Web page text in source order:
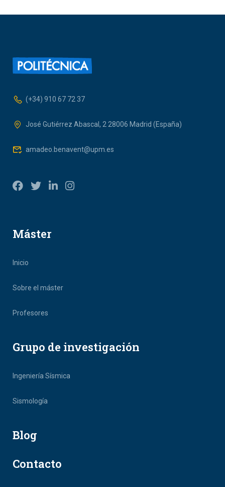
(+34) 910 67 72 37
José Gutiérrez Abascal, 2 28006 Madrid (España)
amadeo.benavent@upm.es
Máster
Inicio
Sobre el máster
Profesores
Grupo de investigación
Ingeniería Sísmica
Sismología
Blog
Contacto